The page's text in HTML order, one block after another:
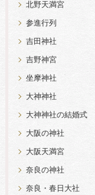
北野天満宮
参進行列
吉田神社
吉野神宮
坐摩神社
大神神社
大神神社の結婚式
大阪の神社
大阪天満宮
奈良の神社
奈良・春日大社